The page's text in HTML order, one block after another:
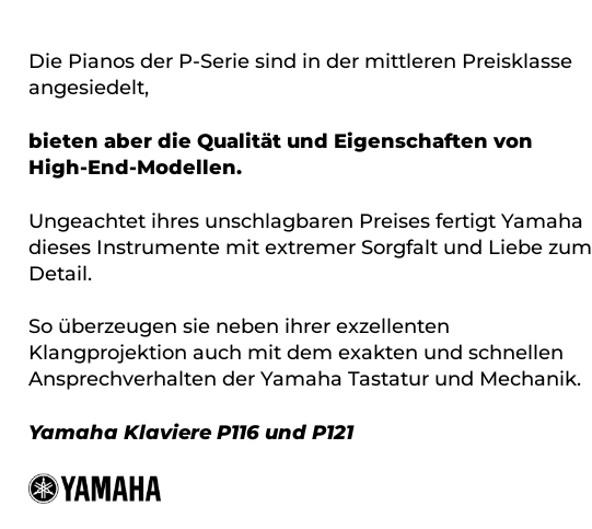
Die Pianos der P-Serie sind in der mittleren Preisklasse
angesiedelt,
bieten aber die Qualität und Eigenschaften von
High-End-Modellen.
Ungeachtet ihres unschlagbaren Preises fertigt Yamaha
dieses Instrumente mit extremer Sorgfalt und Liebe zum
Detail.
So überzeugen sie neben ihrer exzellenten
Klangprojektion auch mit dem exakten und schnellen
Ansprechverhalten der Yamaha Tastatur und Mechanik.
Yamaha Klaviere P116 und P121